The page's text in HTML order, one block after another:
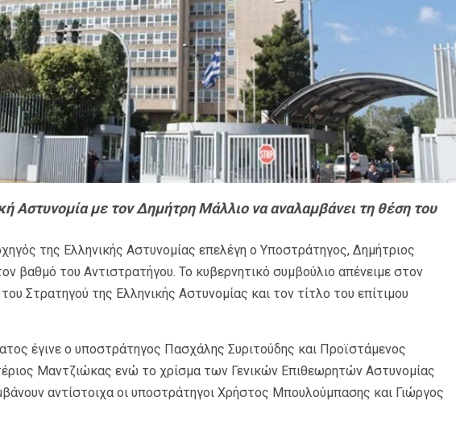
Αστυνομία με τον Δημήτρη Μάλλιο να αναλαμβάνει τη θέση του
της Ελληνικής Αστυνομίας επελέγη ο Υποστράτηγος, Δημήτριος
βαθμό του Αντιστρατήγου. Το κυβερνητικό συμβούλιο απένειμε στον
Στρατηγού της Ελληνικής Αστυνομίας και τον τίτλο του επίτιμου
έγινε ο υποστράτηγος Πασχάλης Συριτούδης και Προϊστάμενος
Μαντζιώκας ενώ το χρίσμα των Γενικών Επιθεωρητών Αστυνομίας
αντίστοιχα οι υποστράτηγοι Χρήστος Μπουλούμπασης και Γιώργος